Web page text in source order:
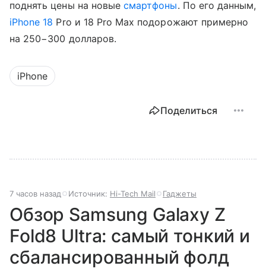
поднять цены на новыесмартфоны. По его данным,
iPhone 18 Pro и 18 Pro Max подорожают примерно
на 250−300 долларов.
iPhone
Поделиться
7 часов назад Источник: Hi-Tech Mail Гаджеты
Обзор Samsung Galaxy Z
Fold8 Ultra: самый тонкий и
сбалансированный фолд